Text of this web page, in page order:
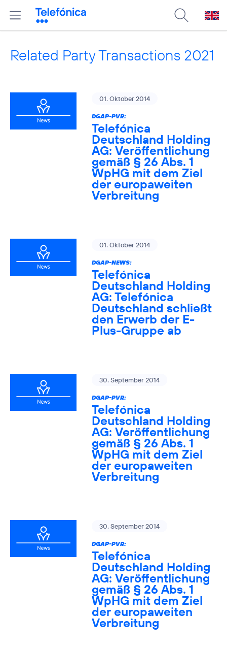
Related Party Transactions 2021
01. Oktober 2014
DGAP-PVR:
Telefónica
Deutschland Holding
AG: Veröffentlichung
gemäß § 26 Abs. 1
WpHG mit dem Ziel
der europaweiten
Verbreitung
01. Oktober 2014
DGAP-NEWS:
Telefónica
Deutschland Holding
AG: Telefónica
Deutschland schließt
den Erwerb der E-
Plus-Gruppe ab
30. September 2014
DGAP-PVR:
Telefónica
Deutschland Holding
AG: Veröffentlichung
gemäß § 26 Abs. 1
WpHG mit dem Ziel
der europaweiten
Verbreitung
30. September 2014
DGAP-PVR:
Telefónica
Deutschland Holding
AG: Veröffentlichung
gemäß § 26 Abs. 1
WpHG mit dem Ziel
der europaweiten
Verbreitung